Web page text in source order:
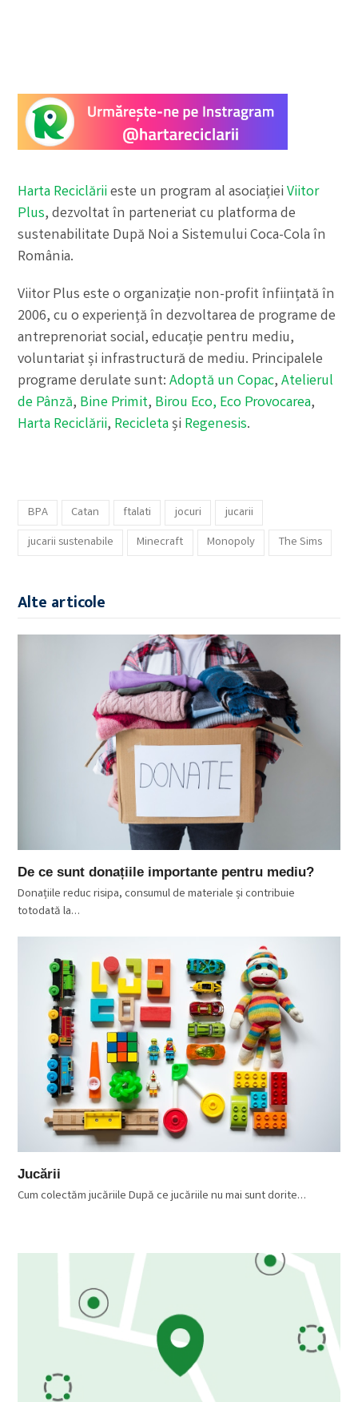
Harta Reciclăriieste un program al asociațieiViitor
Plus, dezvoltat în parteneriat cu platforma de
sustenabilitate După Noi a Sistemului Coca-Cola în
România.
Viitor Plus este o organizație non-profit înființată în
2006, cu o experiență în dezvoltarea de programe de
antreprenoriat social, educație pentru mediu,
voluntariat și infrastructură de mediu. Principalele
programe derulate sunt:Adoptă un Copac,Atelierul
de Pânză, Bine Primit, Birou Eco, Eco Provocarea,
Harta Reciclării, Recicletași Regenesis.
BPA Catan ftalati jocuri
jucarii
jucarii sustenabile
Minecraft Monopoly The Sims
Alte articole
De ce sunt donațiile importante pentru mediu?
Donațiile reduc risipa, consumul de materiale și contribuie
totodată la…
Jucării
Cum colectăm jucăriile După ce jucăriile nu mai sunt dorite…